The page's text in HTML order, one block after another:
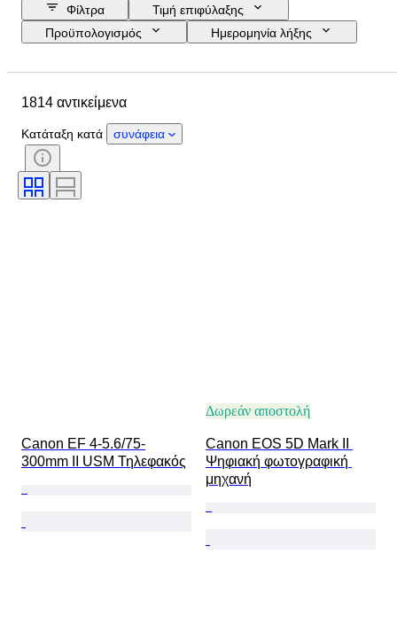
Φίλτρα
Τιμή επιφύλαξης
Προϋπολογισμός
Ημερομηνία λήξης
Υλικό
Στυλ
Έκδοση
Γλώσσα
Τοποθέτηση φακού
Τύπος μικροσκοπίου
1814 αντικείμενα
Κατάταξη κατά συνάφεια
Canon EF 4-5.6/75-
300mm II USM Τηλεφακός
Δωρεάν αποστολή
Canon EOS 5D Mark II
Ψηφιακή φωτογραφική
μηχανή